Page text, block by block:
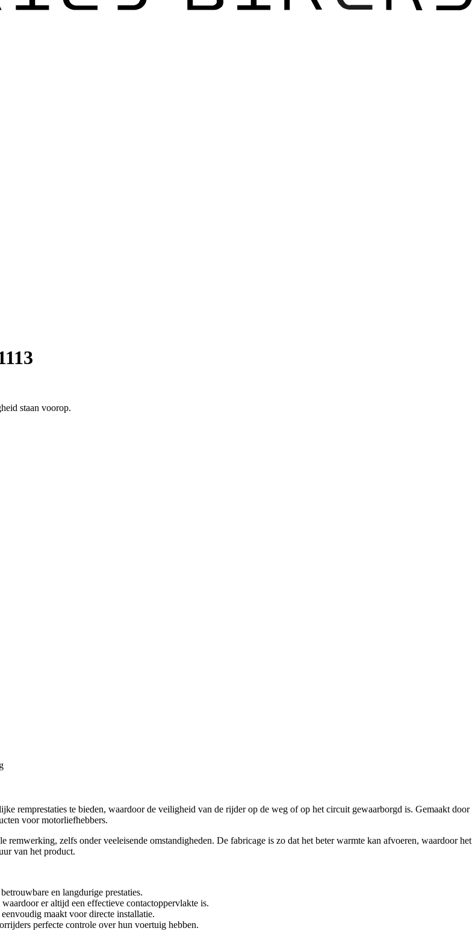
staan voorop.
remprestaties te bieden, waardoor de veiligheid van de rijder op de weg of op het circuit gewaarborgd is. Gemaakt door
voor motorliefhebbers.
zelfs onder veeleisende omstandigheden. De fabricage is zo dat het beter warmte kan afvoeren, waardoor het
van het product.
en langdurige prestaties.
er altijd een effectieve contactoppervlakte is.
maakt voor directe installatie.
perfecte controle over hun voertuig hebben.